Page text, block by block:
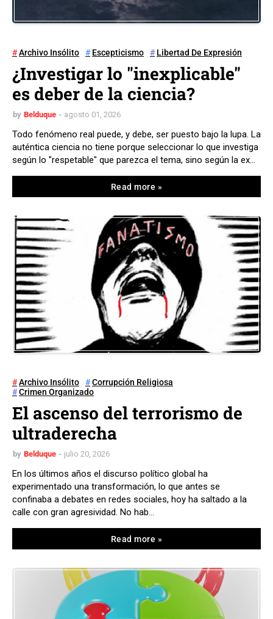
Archivo Insólito Escepticismo Libertad De Expresión
¿Investigar lo "inexplicable"
es deber de la ciencia?
by Belduque agosto 01, 2026
Todo fenómeno real puede, y debe, ser puesto bajo la lupa. La
auténtica ciencia no tiene porque seleccionar lo que investiga
según lo "respetable" que parezca el tema, sino según la ex…
Read more »
Archivo Insólito
Corrupción Religiosa
Crimen Organizado
El ascenso del terrorismo de
ultraderecha
by Belduque julio 20, 2026
En los últimos años el discurso político global ha
experimentado una transformación, lo que antes se
confinaba a debates en redes sociales, hoy ha saltado a la
calle con gran agresividad. No hab…
Read more »